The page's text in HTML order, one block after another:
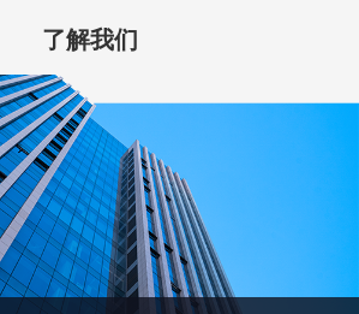
了解我们